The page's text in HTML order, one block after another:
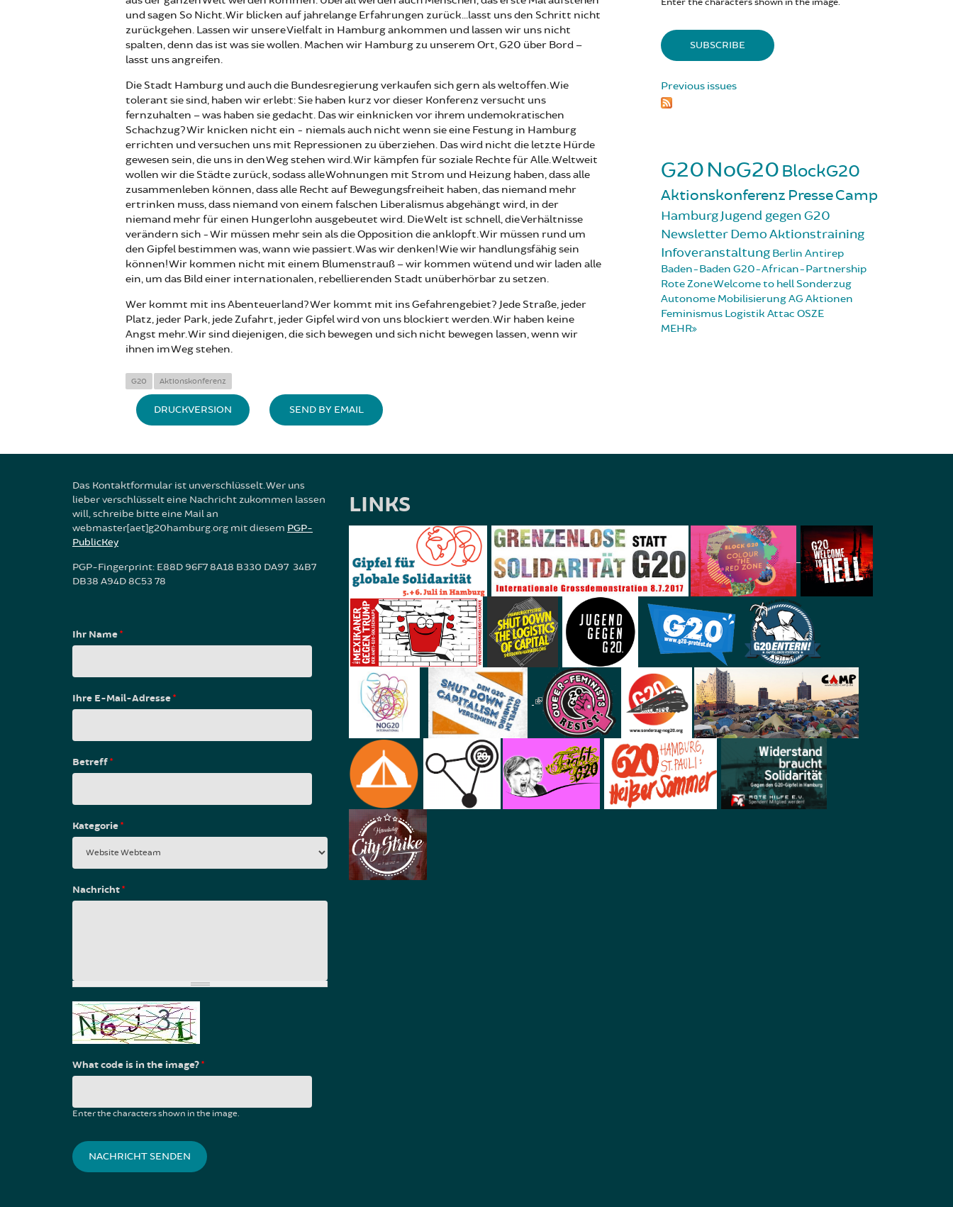
und sagen So Nicht. Wir blicken auf jahrelange Erfahrungen zurück...lasst uns den Schritt nicht
zurückgehen. Lassen wir unsere Vielfalt in Hamburg ankommen und lassen wir uns nicht
spalten, denn das ist was sie wollen. Machen wir Hamburg zu unserem Ort, G20 über Bord –
lasst uns angreifen.
Die Stadt Hamburg und auch die Bundesregierung verkaufen sich gern als weltoffen. Wie
tolerant sie sind, haben wir erlebt: Sie haben kurz vor dieser Konferenz versucht uns
fernzuhalten – was haben sie gedacht. Das wir einknicken vor ihrem undemokratischen
Schachzug? Wir knicken nicht ein - niemals auch nicht wenn sie eine Festung in Hamburg
errichten und versuchen uns mit Repressionen zu überziehen. Das wird nicht die letzte Hürde
gewesen sein, die uns in den Weg stehen wird. Wir kämpfen für soziale Rechte für Alle. Weltweit
wollen wir die Städte zurück, sodass alle Wohnungen mit Strom und Heizung haben, dass alle
zusammenleben können, dass alle Recht auf Bewegungsfreiheit haben, das niemand mehr
ertrinken muss, dass niemand von einem falschen Liberalismus abgehängt wird, in der
niemand mehr für einen Hungerlohn ausgebeutet wird. Die Welt ist schnell, die Verhältnisse
verändern sich - Wir müssen mehr sein als die Opposition die anklopft. Wir müssen rund um
den Gipfel bestimmen was, wann wie passiert. Was wir denken! Wie wir handlungsfähig sein
können! Wir kommen nicht mit einem Blumenstrauß – wir kommen wütend und wir laden alle
ein, um das Bild einer internationalen, rebellierenden Stadt unüberhörbar zu setzen.
Wer kommt mit ins Abenteuerland? Wer kommt mit ins Gefahrengebiet? Jede Straße, jeder
Platz, jeder Park, jede Zufahrt, jeder Gipfel wird von uns blockiert werden. Wir haben keine
Angst mehr. Wir sind diejenigen, die sich bewegen und sich nicht bewegen lassen, wenn wir
ihnen im Weg stehen.
G20 Aktionskonferenz
DRUCKVERSION SEND BY EMAIL
Previous issues
G20NoG20 BlockG20
Aktionskonferenz PresseCamp
HamburgJugend gegen G20
NewsletterDemoAktionstraining
Infoveranstaltung Berlin Antirep
Baden-Baden G20-African-Partnership
Rote ZoneWelcome to hellSonderzug
Autonome MobilisierungAG Aktionen
Feminismus Logistik Attac OSZE
MEHR
Das Kontaktformular ist unverschlüsselt. Wer uns
lieber verschlüsselt eine Nachricht zukommen lassen
will, schreibe bitte eine Mail an
webmaster[aet]g20hamburg.org mit diesem PGP-
PublicKey
PGP-Fingerprint: E88D 96F7 8A18 B330 DA97 34B7
DB38 A94D 8C53 78
Ihr Name*
Ihre E-Mail-Adresse*
Betreff*
Kategorie*
Nachricht*
What code is in the image?*
Enter the characters shown in the image.
LINKS